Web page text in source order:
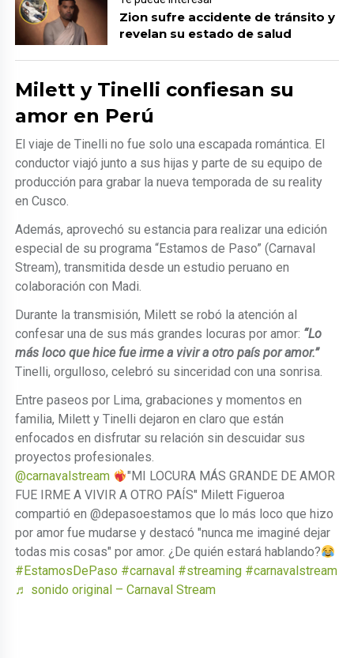
Zion sufre accidente de tránsito y
revelan su estado de salud
Milett y Tinelli confiesan su
amor en Perú
El viaje de Tinelli no fue solo una escapada romántica. El
conductor viajó junto a sus hijas y parte de su equipo de
producción para grabar la nueva temporada de su reality
en Cusco.
Además, aprovechó su estancia para realizar una edición
especial de su programa “Estamos de Paso” (Carnaval
Stream), transmitida desde un estudio peruano en
colaboración con Madi.
Durante la transmisión, Milett se robó la atención al
confesar una de sus más grandes locuras por amor: “Lo
más loco que hice fue irme a vivir a otro país por amor.”
Tinelli, orgulloso, celebró su sinceridad con una sonrisa.
Entre paseos por Lima, grabaciones y momentos en
familia, Milett y Tinelli dejaron en claro que están
enfocados en disfrutar su relación sin descuidar sus
proyectos profesionales.
@carnavalstream
"MI LOCURA MÁS GRANDE DE AMOR
FUE IRME A VIVIR A OTRO PAÍS" Milett Figueroa
compartió en @depasoestamos que lo más loco que hizo
por amor fue mudarse y destacó "nunca me imaginé dejar
todas mis cosas" por amor. ¿De quién estará hablando?
#EstamosDePaso #carnaval #streaming #carnavalstream
♬ sonido original – Carnaval Stream